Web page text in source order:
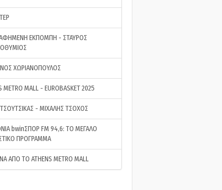
ΕΚΠΟΜΠΗ - ΣΤΑΥΡΟΣ
ΧΩΡΙΑΝΟΠΟΥΛΟΣ
METRO MALL - EUROBASKET 2025
- ΜΙΧΑΛΗΣ ΤΣΟΧΟΣ
bwinΣΠΟΡ FM 94,6: ΤΟ ΜΕΓΑΛΟ
ΠΡΟΓΡΑΜΜΑ
ΑΠΟ ΤΟ ATHENS METRO MALL